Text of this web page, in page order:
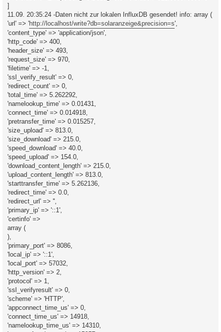
]
11.09. 20:35:24 -Daten nicht zur lokalen InfluxDB gesendet! info: array (
'url' => 'http://localhost/write?db=solaranzeige&precision=s',
'content_type' => 'application/json',
'http_code' => 400,
'header_size' => 493,
'request_size' => 970,
'filetime' => -1,
'ssl_verify_result' => 0,
'redirect_count' => 0,
'total_time' => 5.262292,
'namelookup_time' => 0.01431,
'connect_time' => 0.014918,
'pretransfer_time' => 0.015257,
'size_upload' => 813.0,
'size_download' => 215.0,
'speed_download' => 40.0,
'speed_upload' => 154.0,
'download_content_length' => 215.0,
'upload_content_length' => 813.0,
'starttransfer_time' => 5.262136,
'redirect_time' => 0.0,
'redirect_url' => '',
'primary_ip' => '::1',
'certinfo' =>
array (
),
'primary_port' => 8086,
'local_ip' => '::1',
'local_port' => 57032,
'http_version' => 2,
'protocol' => 1,
'ssl_verifyresult' => 0,
'scheme' => 'HTTP',
'appconnect_time_us' => 0,
'connect_time_us' => 14918,
'namelookup_time_us' => 14310,